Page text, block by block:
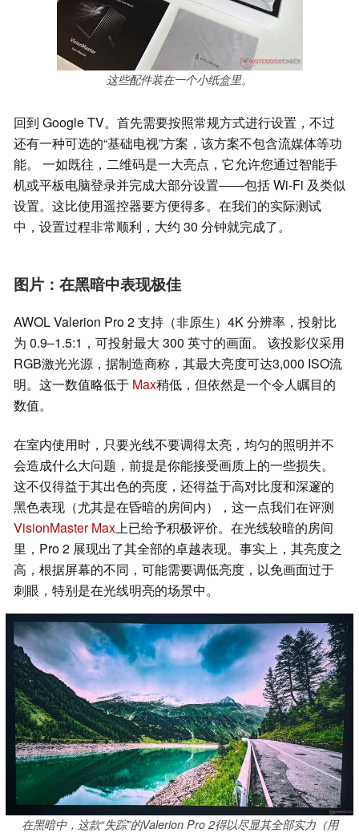
这些配件装在一个小纸盒里。
回到 Google TV。首先需要按照常规方式进行设置，不过
还有一种可选的“基础电视”方案，该方案不包含流媒体等功
能。 一如既往，二维码是一大亮点，它允许您通过智能手
机或平板电脑登录并完成大部分设置——包括 Wi-Fi 及类似
设置。这比使用遥控器要方便得多。在我们的实际测试
中，设置过程非常顺利，大约 30 分钟就完成了。
图片：在黑暗中表现极佳
AWOL Valerion Pro 2 支持（非原生）4K 分辨率，投射比
为 0.9–1.5:1，可投射最大 300 英寸的画面。 该投影仪采用
RGB激光光源，据制造商称，其最大亮度可达3,000 ISO流
明。这一数值略低于 Max稍低，但依然是一个令人瞩目的
数值。
在室内使用时，只要光线不要调得太亮，均匀的照明并不
会造成什么大问题，前提是你能接受画质上的一些损失。
这不仅得益于其出色的亮度，还得益于高对比度和深邃的
黑色表现（尤其是在昏暗的房间内），这一点我们在评测
VisionMaster Max上已给予积极评价。在光线较暗的房间
里，Pro 2 展现出了其全部的卓越表现。事实上，其亮度之
高，根据屏幕的不同，可能需要调低亮度，以免画面过于
刺眼，特别是在光线明亮的场景中。
在黑暗中，这款“失踪”的Valerion Pro 2得以尽显其全部实力（用